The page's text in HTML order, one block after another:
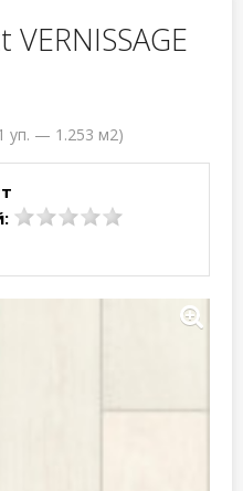
уп. — 1.253 м2)